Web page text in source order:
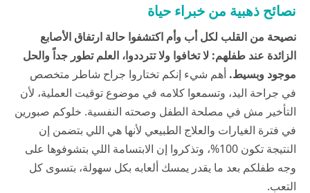
نصائح ذهبية من خبراء حياة
نصيحة من القلب لكل أب وأم اكتشفوا حالة ارتفاق الأصابع
الزائدة عند طفلهم: لا تخافوا ولا تترددوا، العلم تطور جداً والحل
موجود وبسيط. أهم شيء إنكم تختاروا جراح شاطر متخصص
في جراحة اليد، وتسمعوا كلامه في موضوع توقيت العملية، لأن
التأخير مش في مصلحة الطفل وصحته النفسية. خلوكم صبورين
في فترة الغيارات والعلاج الطبيعي لأنها هي اللي بتضمن إن
النتيجة تكون 100%، وتذكروا إن الابتسامة اللي بتشوفوها على
وجه طفلكم بعد ما يقدر يمسك ألعابه بكل سهولة، بتسوى كل
التعب.